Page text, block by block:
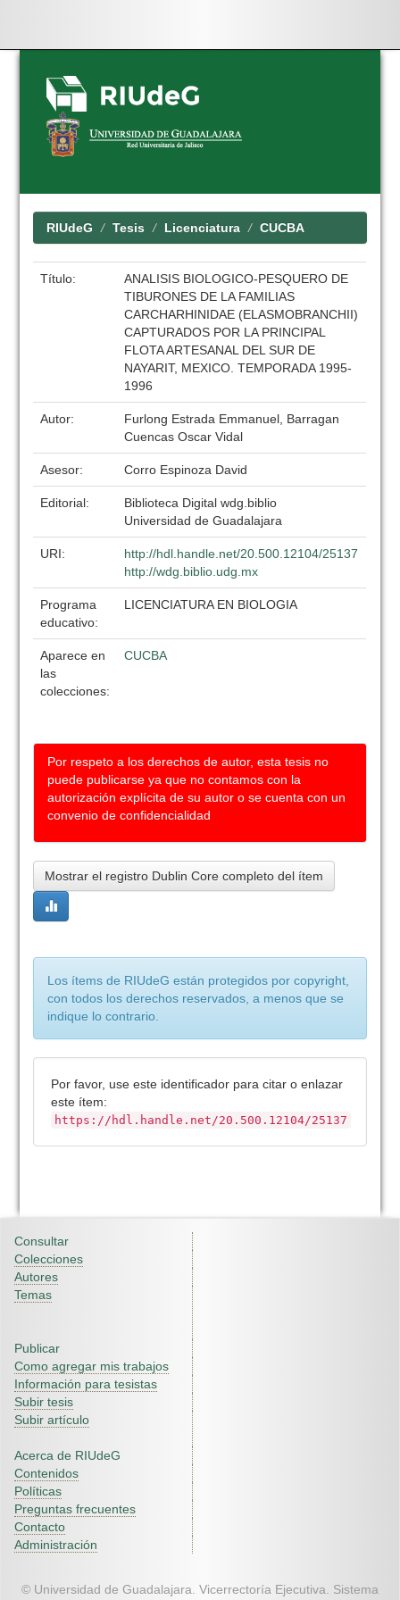
Skip
navigation
RIUdeG Tesis Licenciatura CUCBA
Título:
ANALISIS BIOLOGICO-PESQUERO DE
TIBURONES DE LA FAMILIAS
CARCHARHINIDAE (ELASMOBRANCHII)
CAPTURADOS POR LA PRINCIPAL
FLOTA ARTESANAL DEL SUR DE
NAYARIT, MEXICO. TEMPORADA 1995-
1996
Autor:
Furlong Estrada Emmanuel, Barragan
Cuencas Oscar Vidal
Asesor: Corro Espinoza David
Editorial:
Biblioteca Digital wdg.biblio
Universidad de Guadalajara
URI:
http://hdl.handle.net/20.500.12104/25137
http://wdg.biblio.udg.mx
Programa
educativo:
LICENCIATURA EN BIOLOGIA
Aparece en
las
colecciones:
CUCBA
Por respeto a los derechos de autor, esta tesis no
puede publicarse ya que no contamos con la
autorización explícita de su autor o se cuenta con un
convenio de confidencialidad
Mostrar el registro Dublin Core completo del ítem
Los ítems de RIUdeG están protegidos por copyright,
con todos los derechos reservados, a menos que se
indique lo contrario.
Por favor, use este identificador para citar o enlazar
este ítem:
https://hdl.handle.net/20.500.12104/25137
Consultar
Colecciones
Autores
Temas
Publicar
Como agregar mis trabajos
Información para tesistas
Subir tesis
Subir artículo
Acerca de RIUdeG
Contenidos
Políticas
Preguntas frecuentes
Contacto
Administración
© Universidad de Guadalajara. Vicerrectoría Ejecutiva. Sistema